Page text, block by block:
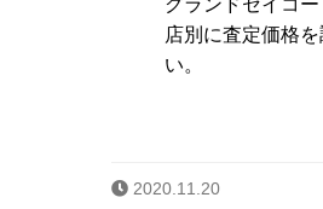
グランドセイコ
店別に査定価格
い。
2020.11.20